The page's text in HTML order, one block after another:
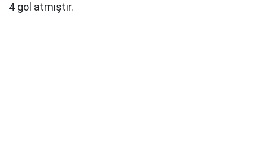
4 gol atmıştır.